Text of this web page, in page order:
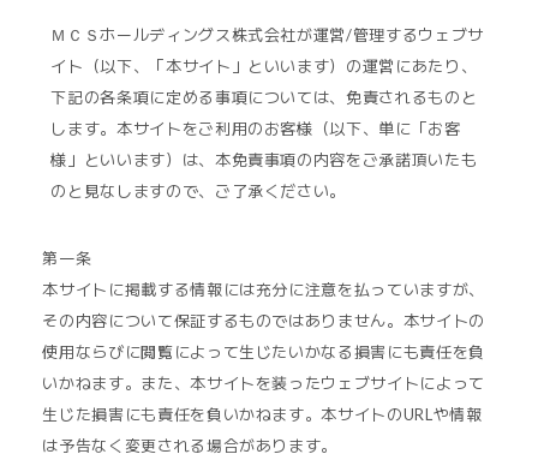
ＭＣＳホールディングス株式会社が運営/管理するウェブサ
イト（以下、「本サイト」といいます）の運営にあたり、
下記の各条項に定める事項については、免責されるものと
します。本サイトをご利用のお客様（以下、単に「お客
様」といいます）は、本免責事項の内容をご承諾頂いたも
のと見なしますので、ご了承ください。
第一条
本サイトに掲載する情報には充分に注意を払っていますが、
その内容について保証するものではありません。本サイトの
使用ならびに閲覧によって生じたいかなる損害にも責任を負
いかねます。また、本サイトを装ったウェブサイトによって
生じた損害にも責任を負いかねます。本サイトのURLや情報
は予告なく変更される場合があります。